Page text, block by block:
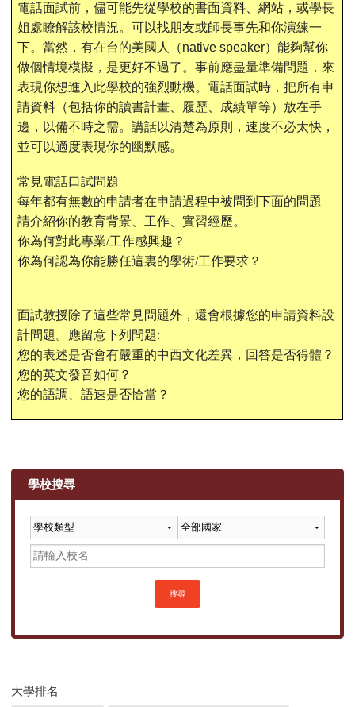
電話面試前，儘可能先從學校的書面資料、網站，或學長
姐處瞭解該校情況。可以找朋友或師長事先和你演練一
下。當然，有在台的美國人（native speaker）能夠幫你
做個情境模擬，是更好不過了。事前應盡量準備問題，來
表現你想進入此學校的強烈動機。電話面試時，把所有申
請資料（包括你的讀書計畫、履歷、成績單等）放在手
邊，以備不時之需。講話以清楚為原則，速度不必太快，
並可以適度表現你的幽默感。
常見電話口試問題
每年都有無數的申請者在申請過程中被問到下面的問題
請介紹你的教育背景、工作、實習經歷。
你為何對此專業/工作感興趣？
你為何認為你能勝任這裏的學術/工作要求？
面試教授除了這些常見問題外，還會根據您的申請資料設
計問題。應留意下列問題:
您的表述是否會有嚴重的中西文化差異，回答是否得體？
您的英文發音如何？
您的語調、語速是否恰當？
學校搜尋
搜尋
大學排名